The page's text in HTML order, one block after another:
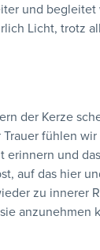
und
Licht, trotz
der Kerze
fühlen
erinnern und
auf das hier
zu innerer
anzunehmen